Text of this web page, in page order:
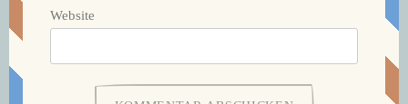
Website